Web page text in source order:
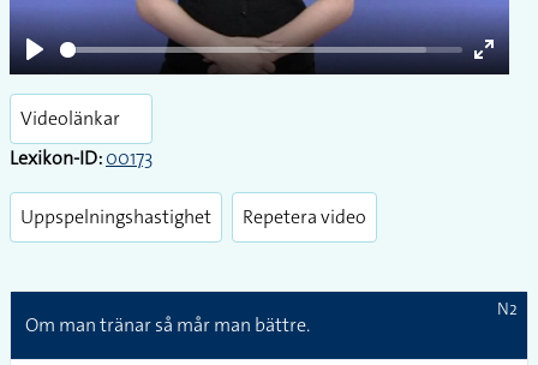
Play
Enter
Videolänkar
Lexikon-ID:00173
Uppspelningshastighet Repetera video
Om man tränar så mår man bättre.
N2